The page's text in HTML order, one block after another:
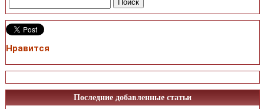
Нравится
Последние добавленные статьи